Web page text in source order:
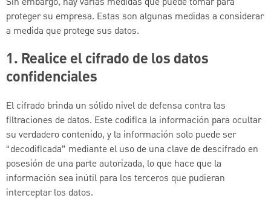
proteger su empresa. Estas son algunas medidas a considerar
a medida que protege sus datos.
1. Realice el cifrado de los datos
confidenciales
El cifrado brinda un sólido nivel de defensa contra las
filtraciones de datos. Este codifica la información para ocultar
su verdadero contenido, y la información solo puede ser
“decodificada” mediante el uso de una clave de descifrado en
posesión de una parte autorizada, lo que hace que la
información sea inútil para los terceros que pudieran
interceptar los datos.